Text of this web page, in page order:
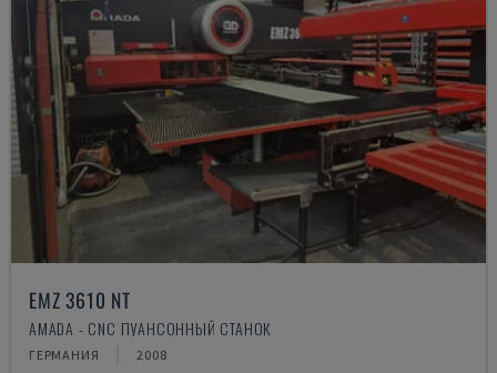
EMZ 3610 NT
AMADA - CNC ПУАНСОННЫЙ СТАНОК
ГЕРМАНИЯ 2008